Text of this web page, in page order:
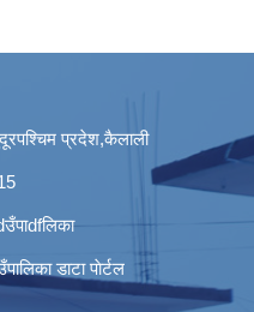
प्रदेश,कैलाली
डाटा पाेर्टल